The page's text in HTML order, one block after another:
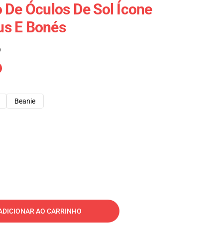
Óculos De Sol Ícone
E Bonés
Beanie
AO CARRINHO